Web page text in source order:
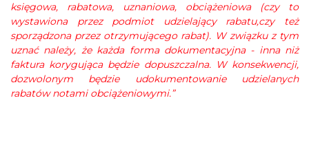
księgowa, rabatowa, uznaniowa, obciążeniowa (czy to
wystawiona przez podmiot udzielający rabatu,czy też
sporządzona przez otrzymującego rabat). W związku z tym
uznać należy, że każda forma dokumentacyjna - inna niż
faktura korygująca będzie dopuszczalna. W konsekwencji,
dozwolonym będzie udokumentowanie udzielanych
rabatów notami obciążeniowymi.”